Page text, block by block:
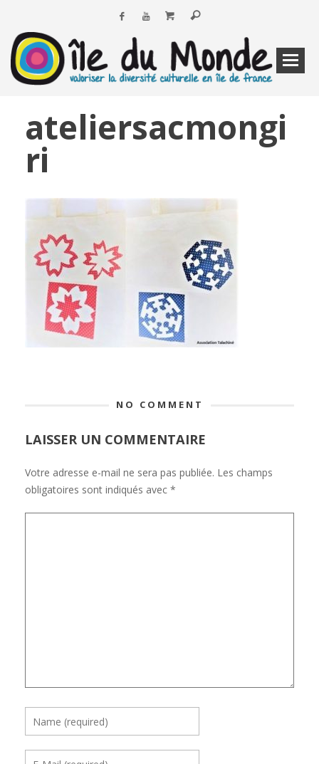
ateliersacmongi
ri
NO COMMENT
LAISSER UN COMMENTAIRE
Votre adresse e-mail ne sera pas publiée. Les champs
obligatoires sont indiqués avec *